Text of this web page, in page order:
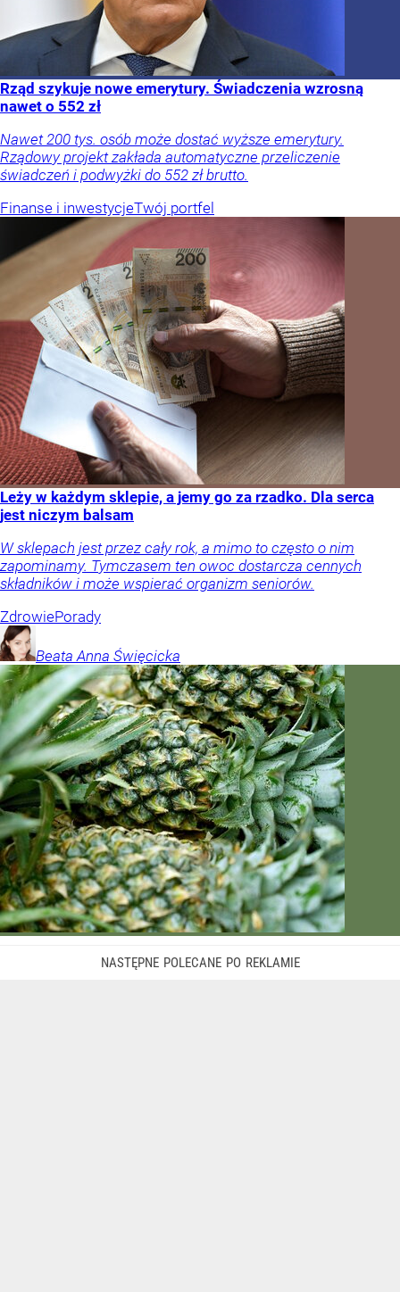
Rząd szykuje nowe emerytury. Świadczenia wzrosną
nawet o 552 zł
Nawet 200 tys. osób może dostać wyższe emerytury.
Rządowy projekt zakłada automatyczne przeliczenie
świadczeń i podwyżki do 552 zł brutto.
Finanse i inwestycjeTwój portfel
Leży w każdym sklepie, a jemy go za rzadko. Dla serca
jest niczym balsam
W sklepach jest przez cały rok, a mimo to często o nim
zapominamy. Tymczasem ten owoc dostarcza cennych
składników i może wspierać organizm seniorów.
ZdrowiePorady
Beata Anna Święcicka